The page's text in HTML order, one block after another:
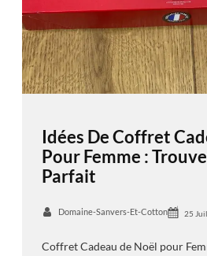
Idées De Coffret
Pour Femme :
Parfait
Domaine-Sanvers-Et-Cotton 25
Coffret Cadeau de Noël pour